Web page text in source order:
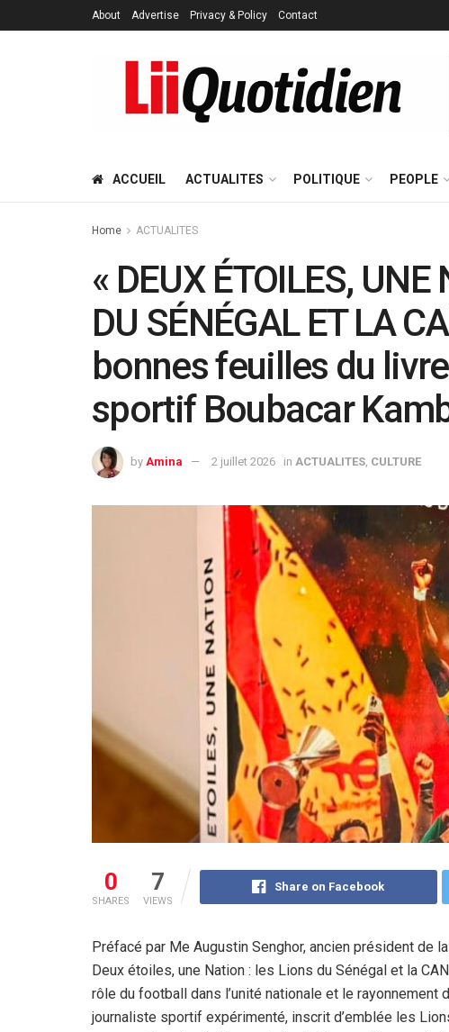
About Advertise Privacy & Policy Contact
ACCUEIL ACTUALITES POLITIQUE PEOPLE
Home ACTUALITES
« DEUX ÉTOILES,
DU SÉNÉGAL ET LA
bonnes feuilles du
sportif Boubacar
by Amina 2 juillet 2026 in ACTUALITES CULTURE
0
SHARES
7
VIEWS
Share on Facebook
Préfacé par Me Augustin Senghor, ancien président de
Deux étoiles, une Nation : les Lions du Sénégal et la
rôle du football dans l’unité nationale et le rayonnement
journaliste sportif expérimenté, inscrit d’emblée les